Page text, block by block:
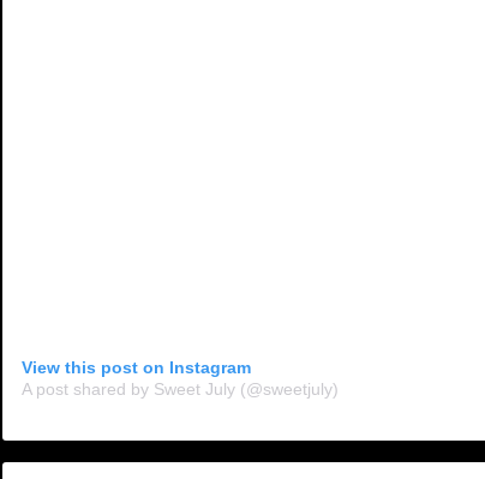
View this post on Instagram
A post shared by Sweet July (@sweetjuly)